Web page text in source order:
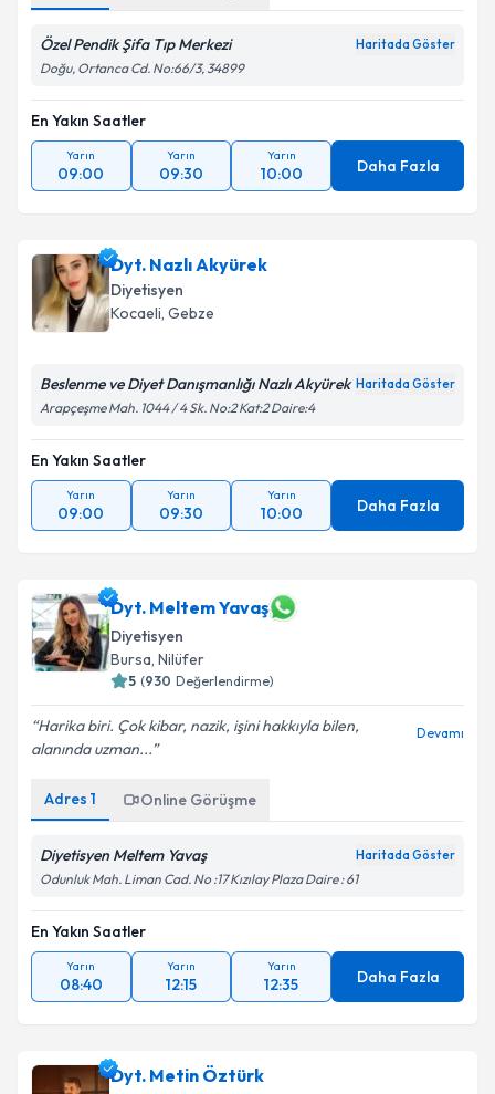
Özel Pendik Şifa Tıp Merkezi Haritada Göster
Doğu, Ortanca Cd. No:66/3, 34899
En Yakın Saatler
Yarın
09:00
Yarın
09:30
Yarın
10:00 Daha Fazla
Dyt. Nazlı Akyürek
Diyetisyen
Kocaeli, Gebze
Beslenme ve Diyet Danışmanlığı Nazlı Akyürek Haritada Göster
Arapçeşme Mah. 1044 / 4 Sk. No:2 Kat:2 Daire:4
En Yakın Saatler
Yarın
09:00
Yarın
09:30
Yarın
10:00 Daha Fazla
Dyt. Meltem Yavaş
Diyetisyen
Bursa, Nilüfer
5 (930 Değerlendirme)
Harika biri. Çok kibar, nazik, işini hakkıyla bilen,
alanında uzman...
Devamı
Adres 1 Online Görüşme
Diyetisyen Meltem Yavaş Haritada Göster
Odunluk Mah. Liman Cad. No :17 Kızılay Plaza Daire : 61
En Yakın Saatler
Yarın
08:40
Yarın
12:15
Yarın
12:35 Daha Fazla
Dyt. Metin Öztürk